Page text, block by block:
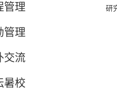
管理
管理
交流
暑校
研